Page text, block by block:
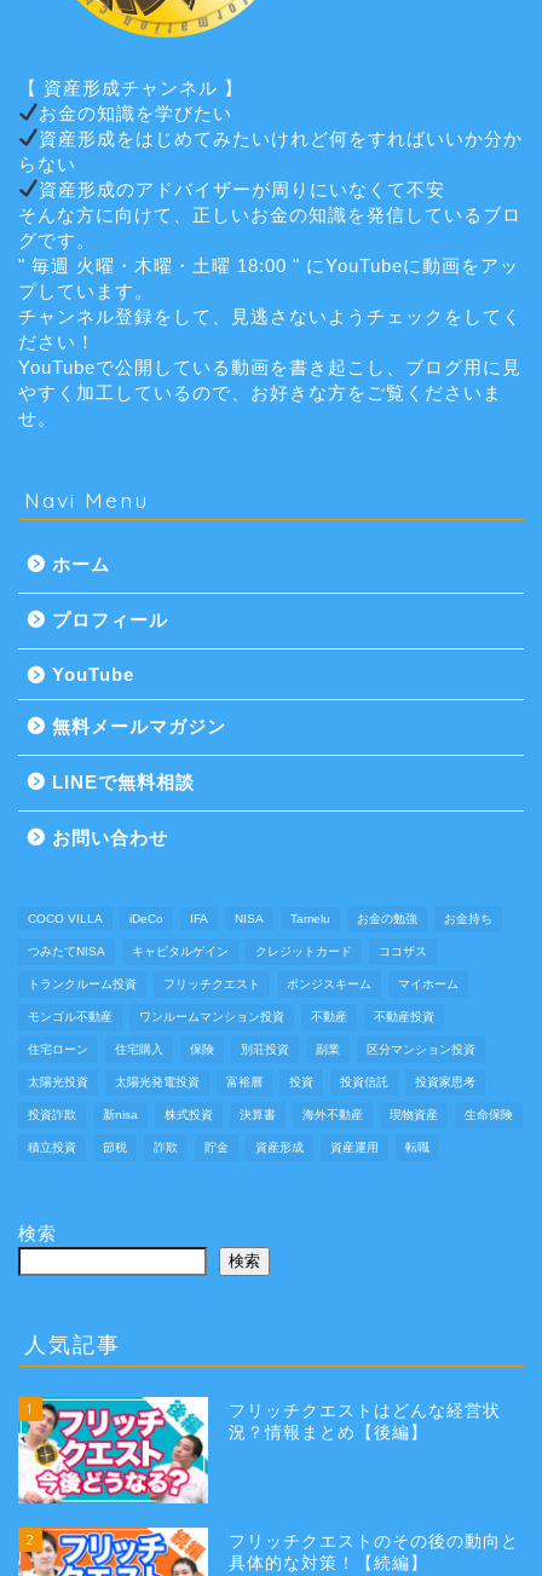
【 資産形成チャンネル 】
お金の知識を学びたい
資産形成をはじめてみたいけれど何をすればいいか分か
らない
資産形成のアドバイザーが周りにいなくて不安
そんな方に向けて、正しいお金の知識を発信しているブロ
グです。
" 毎週 火曜・木曜・土曜 18:00 " にYouTubeに動画をアッ
プしています。
チャンネル登録をして、見逃さないようチェックをしてく
ださい！
YouTubeで公開している動画を書き起こし、ブログ用に見
やすく加工しているので、お好きな方をご覧くださいま
せ。
Navi Menu
ホーム
プロフィール
YouTube
無料メールマガジン
LINEで無料相談
お問い合わせ
COCO VILLA iDeCo IFA NISA Tamelu お金の勉強 お金持ち
つみたてNISA キャピタルゲイン クレジットカード ココザス
トランクルーム投資 フリッチクエスト ポンジスキーム マイホーム
モンゴル不動産 ワンルームマンション投資 不動産 不動産投資
住宅ローン 住宅購入 保険 別荘投資 副業 区分マンション投資
太陽光投資 太陽光発電投資 富裕層 投資 投資信託 投資家思考
投資詐欺 新nisa 株式投資 決算書 海外不動産 現物資産 生命保険
積立投資 節税 詐欺 貯金 資産形成 資産運用 転職
検索
検索
人気記事
1
フリッチクエストはどんな経営状
況？情報まとめ【後編】
2
フリッチクエストのその後の動向と
具体的な対策！【続編】